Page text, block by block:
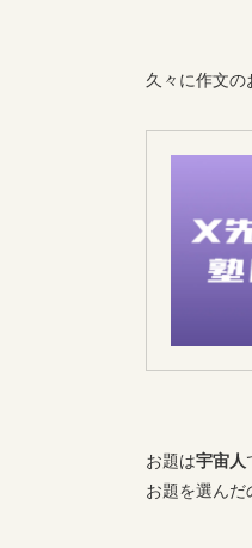
久々に作文の
お題は宇宙人
お題を選んだ